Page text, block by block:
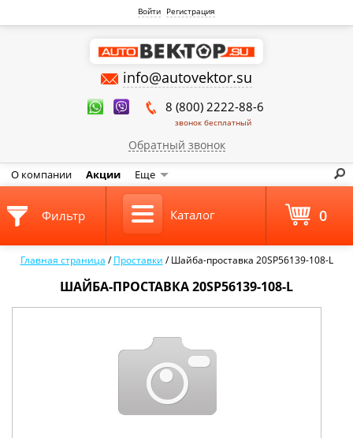
Войти Регистрация
info@autovektor.su
8 (800) 2222-88-6
звонок бесплатный
Обратный звонок
О компании Акции Еще
Главная страница /Проставки /Шайба-проставка 20SP56139-108-L
ШАЙБА-ПРОСТАВКА 20SP56139-108-L
Фильтр Каталог 0